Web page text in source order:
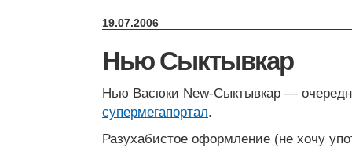
19.07.2006
Нью Сыктывкар
Нью Васюки New-Сыктывкар —
супермегапортал.
Разухабистое оформление (не хочу